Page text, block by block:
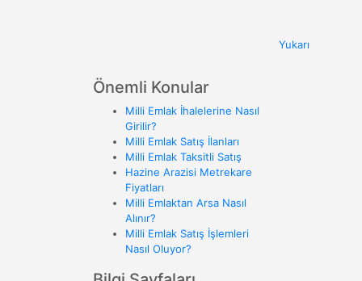
Yukarı
Önemli Konular
Milli Emlak İhalelerine Nasıl
Girilir?
Milli Emlak Satış İlanları
Milli Emlak Taksitli Satış
Hazine Arazisi Metrekare
Fiyatları
Milli Emlaktan Arsa Nasıl
Alınır?
Milli Emlak Satış İşlemleri
Nasıl Oluyor?